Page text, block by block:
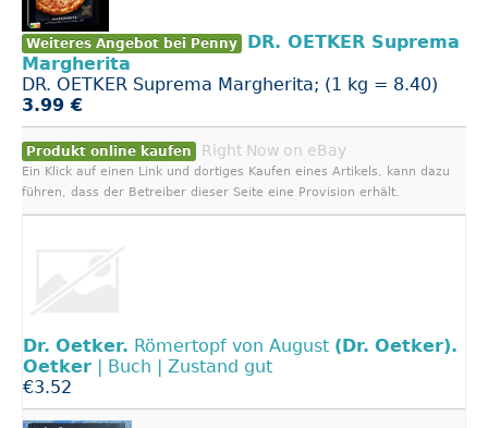
Weiteres Angebot bei Penny
DR. OETKER Suprema
Margherita
DR. OETKER Suprema Margherita; (1 kg = 8.40)
3.99 €
Produkt online kaufen Right Now on eBay
Ein Klick auf einen Link und dortiges Kaufen eines Artikels, kann dazu
führen, dass der Betreiber dieser Seite eine Provision erhält.
Dr. Oetker. Römertopf von August (Dr. Oetker).
Oetker | Buch | Zustand gut
€3.52